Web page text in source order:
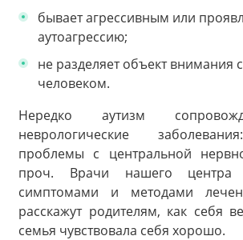
бывает агрессивным или
аутоагрессию;
не разделяет объект внимания
человеком.
Нередко аутизм
неврологические
проблемы с центральной
проч. Врачи нашего центра
симптомами и методами
расскажут родителям, как себя
семья чувствовала себя хорошо.